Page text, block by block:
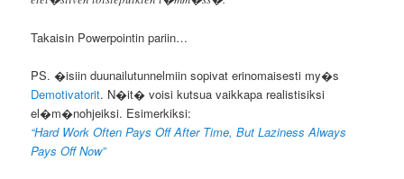
Takaisin Powerpointin pariin…
PS. �isiin duunailutunnelmiin sopivat erinomaisesti my�s
Demotivatorit. N�it� voisi kutsua vaikkapa realistisiksi
el�m�nohjeiksi. Esimerkiksi:
“Hard Work Often Pays Off After Time, But Laziness Always
Pays Off Now”